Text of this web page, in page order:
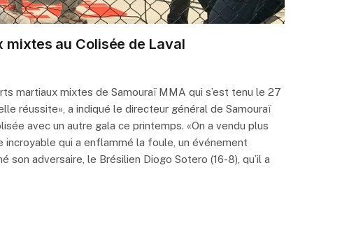
mixtes au Colisée de Laval
martiaux mixtes de Samouraï MMA qui s’est tenu le 27
réussite», a indiqué le directeur général de Samouraï
avec un autre gala ce printemps. «On a vendu plus
incroyable qui a enflammé la foule, un événement
son adversaire, le Brésilien Diogo Sotero (16-8), qu’il a